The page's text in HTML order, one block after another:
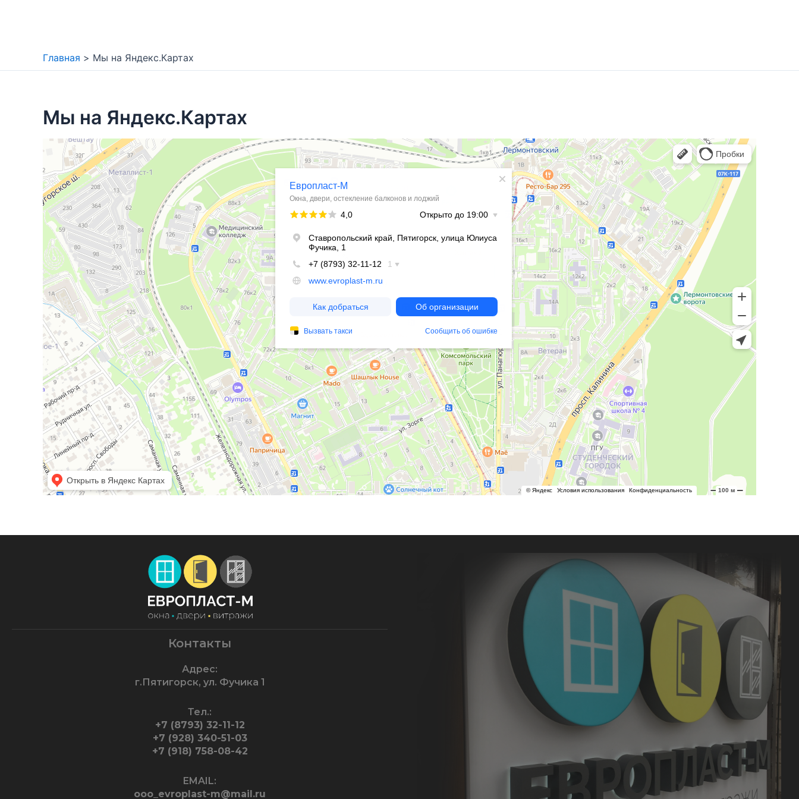
Главная
Мы на Яндекс.Картах
Мы на Яндекс.Картах
Контакты
Адрес:
г.Пятигорск, ул. Фучика 1
Тел.:
+7 (8793) 32-11-12
+7 (928) 340-51-03
+7 (918) 758-08-42
EMAIL:
ooo_evroplast-m@mail.ru